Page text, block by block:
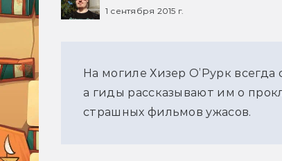
1 сентября 2015 г.
На могиле Хизер О’Рурк
а гиды рассказывают им о
страшных фильмов ужасов.